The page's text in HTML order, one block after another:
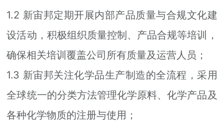
1.2 新宙邦定期开展内部产品质量与合规文化建
设活动，积极组织质量控制、产品合规等培训，
确保相关培训覆盖公司所有质量及运营人员；
1.3 新宙邦关注化学品生产制造的全流程，采用
全球统一的分类方法管理化学原料、化学产品及
各种化学物质的注册与使用；